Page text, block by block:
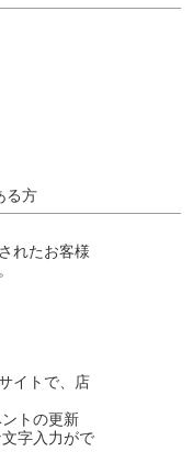
る方
れたお客様
イトで、店
トの更新
字入力がで